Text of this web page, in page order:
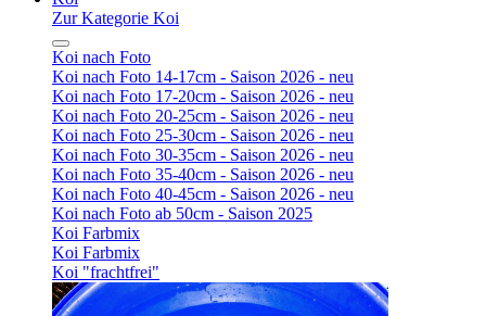
Zur Kategorie Koi
Koi nach Foto
Koi nach Foto 14-17cm - Saison 2026 - neu
Koi nach Foto 17-20cm - Saison 2026 - neu
Koi nach Foto 20-25cm - Saison 2026 - neu
Koi nach Foto 25-30cm - Saison 2026 - neu
Koi nach Foto 30-35cm - Saison 2026 - neu
Koi nach Foto 35-40cm - Saison 2026 - neu
Koi nach Foto 40-45cm - Saison 2026 - neu
Koi nach Foto ab 50cm - Saison 2025
Koi Farbmix
Koi Farbmix
Koi "frachtfrei"